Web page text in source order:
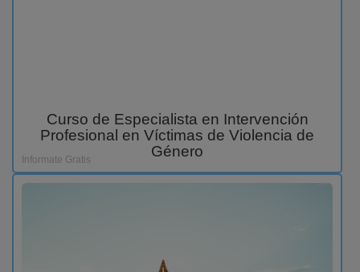
Curso de Especialista en Intervención
Profesional en Víctimas de Violencia de
Género
Informate Gratis